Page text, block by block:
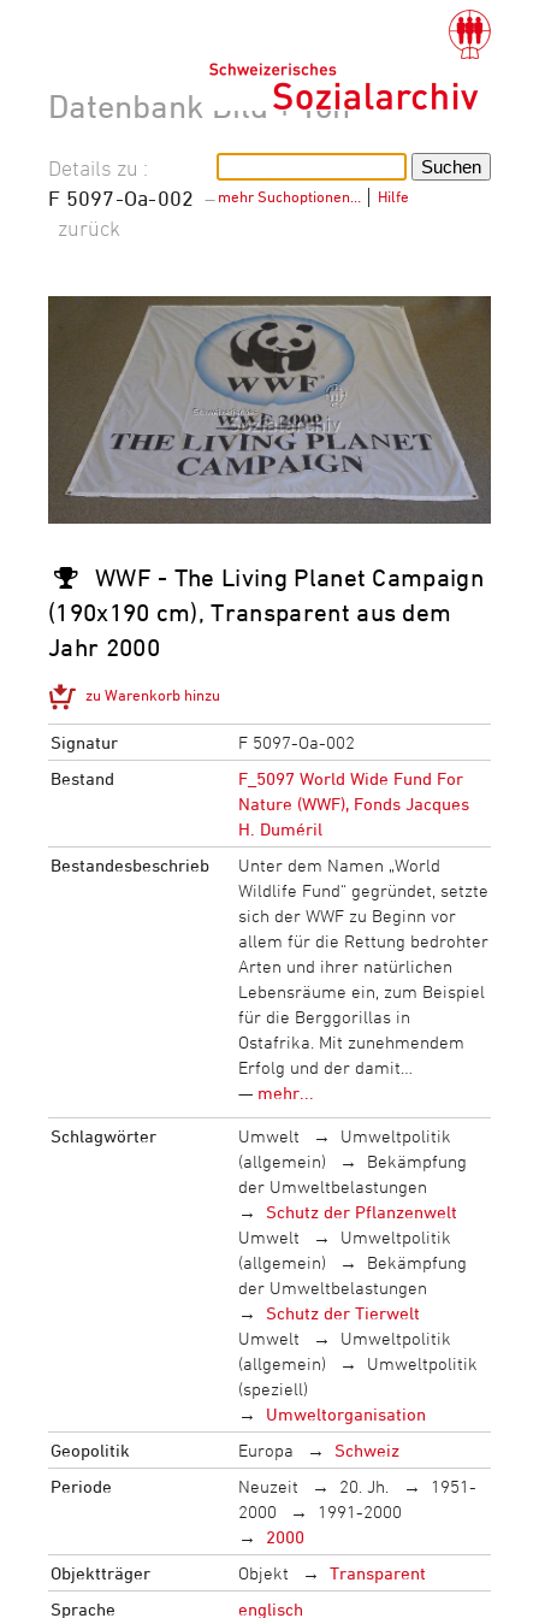
Datenbank Bild + Ton
mehr Suchoptionen… Hilfe
Details zu :
F 5097-Oa-002 –
zurück
WWF - The Living Planet Campaign
(190x190 cm), Transparent aus dem
Jahr 2000
zu Warenkorb hinzu
Signatur
F 5097-Oa-002
Bestand
F_5097 World Wide Fund For
Nature (WWF), Fonds Jacques
H. Duméril
Bestandesbeschrieb
Unter dem Namen „World
Wildlife Fund“ gegründet, setzte
sich der WWF zu Beginn vor
allem für die Rettung bedrohter
Arten und ihrer natürlichen
Lebensräume ein, zum Beispiel
für die Berggorillas in
Ostafrika. Mit zunehmendem
Erfolg und der damit…
— mehr...
Schlagwörter Umwelt
Umweltpolitik
(allgemein)
Bekämpfung
der Umweltbelastungen
Schutz der Pflanzenwelt
Umwelt
Umweltpolitik
(allgemein)
Bekämpfung
der Umweltbelastungen
Schutz der Tierwelt
Umwelt
Umweltpolitik
(allgemein)
Umweltpolitik
(speziell)
Umweltorganisation
Geopolitik
Europa
Schweiz
Periode
Neuzeit 20. Jh.
1951-
2000
1991-2000
2000
Objektträger
Objekt
Transparent
Sprache
englisch